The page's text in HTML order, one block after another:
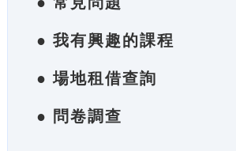
● 我有興趣的課程
● 場地租借查詢
● 問卷調查